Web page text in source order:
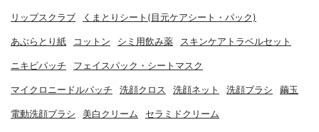
リップスクラブ くまとりシート(目元ケアシート・パック)
あぶらとり紙 コットン シミ用飲み薬 スキンケアトラベルセット
ニキビパッチ フェイスパック・シートマスク
マイクロニードルパッチ 洗顔クロス 洗顔ネット 洗顔ブラシ 繭玉
電動洗顔ブラシ 美白クリーム セラミドクリーム